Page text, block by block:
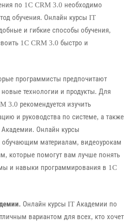
по 1C CRM 3.0 необходимо
обучения. Онлайн курсы IT
и гибкие способы обучения,
1C CRM 3.0 быстро и
программисты предпочитают
новые технологии и продукты. Для
3.0 рекомендуется изучить
и руководства по системе, а также
Онлайн курсы
обучающим материалам, видеоурокам
которые помогут вам лучше понять
и навыки программирования в 1C
Онлайн курсы IT Академии по
вариантом для всех, кто хочет